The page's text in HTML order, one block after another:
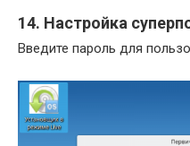
14. Настройка
Введите пароль для